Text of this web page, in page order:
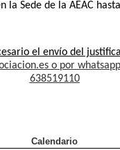
la Sede de la AEAC
el envío del
o por
638519110
Calendario